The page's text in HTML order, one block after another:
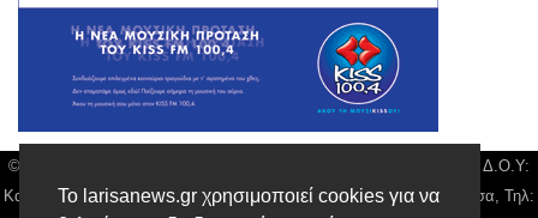
Το larisanews.gr χρησιμοποιεί cookies για να
© Larisa News | Διακριτικός Τίτλος: Orion Media, ΑΦΜ: 043750542, Δ.Ο.Υ:
Καρδίτσας, Υπο/μα Λάρισας, Δ/νση: Φαρμακίδου 36 τ.κ 41222 Λάρισα, Τηλ: